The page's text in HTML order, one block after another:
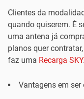
Clientes da
quando quiserem. É
uma antena já
planos quer
faz uma Recarga SKY.
Vantagens em ser